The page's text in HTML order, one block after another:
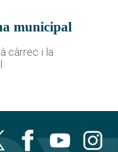
municipal
càrrec i la